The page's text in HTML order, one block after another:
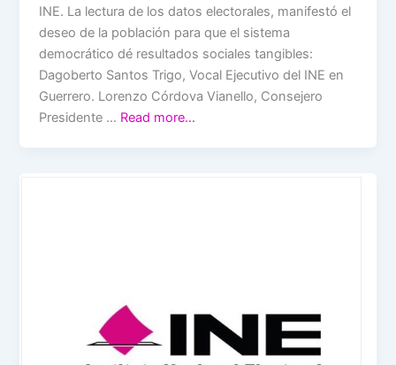
INE. La lectura de los datos electorales, manifestó el
deseo de la población para que el sistema
democrático dé resultados sociales tangibles:
Dagoberto Santos Trigo, Vocal Ejecutivo del INE en
Guerrero. Lorenzo Córdova Vianello, Consejero
Presidente … Read more…